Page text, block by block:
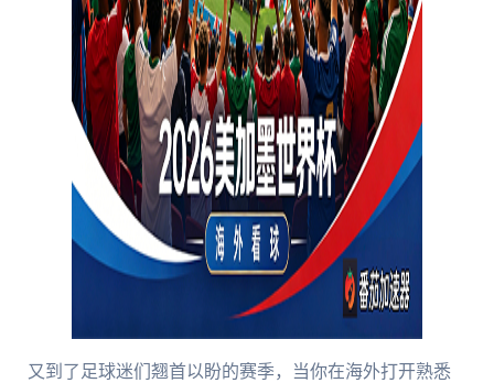
又到了足球迷们翘首以盼的赛季，当你在海外打开熟悉